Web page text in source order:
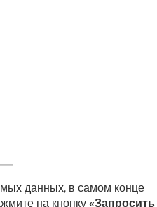
данных, в самом конце
на кнопку «Запросить